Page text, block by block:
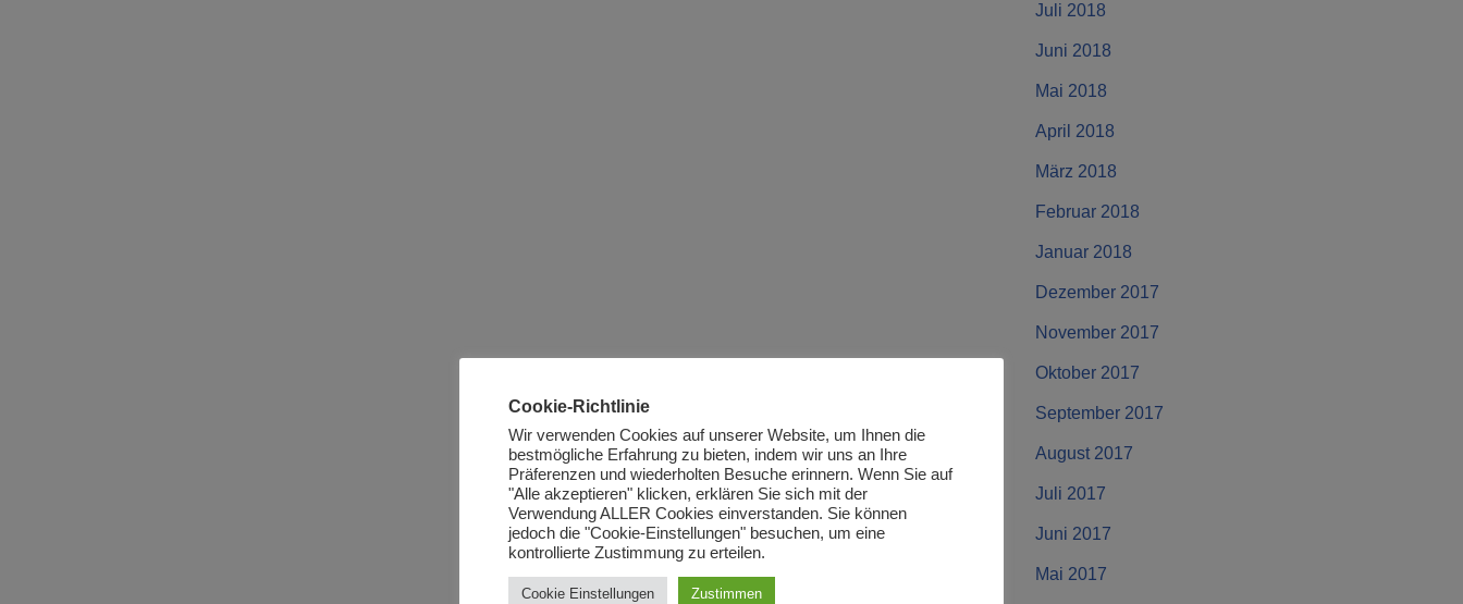
Juli 2018
Juni 2018
Mai 2018
April 2018
März 2018
Februar 2018
Januar 2018
Dezember 2017
November 2017
Oktober 2017
September 2017
August 2017
Juli 2017
Juni 2017
Mai 2017
Cookie-Richtlinie
Wir verwenden Cookies auf unserer Website, um Ihnen die
bestmögliche Erfahrung zu bieten, indem wir uns an Ihre
Präferenzen und wiederholten Besuche erinnern. Wenn Sie auf
"Alle akzeptieren" klicken, erklären Sie sich mit der
Verwendung ALLER Cookies einverstanden. Sie können
jedoch die "Cookie-Einstellungen" besuchen, um eine
kontrollierte Zustimmung zu erteilen.
Cookie Einstellungen Zustimmen